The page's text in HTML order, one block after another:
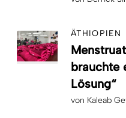
ÄTHIOPIEN
brauchte
Lösung“
von Kaleab